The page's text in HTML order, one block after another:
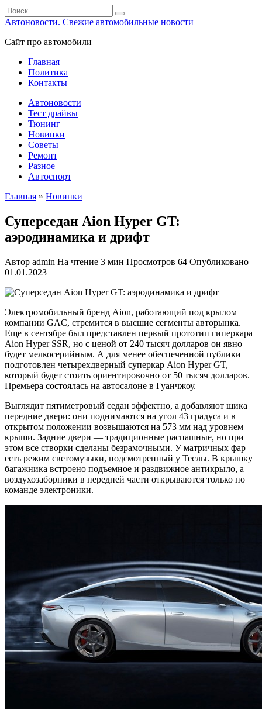
Перейти
к
Search
for:
Автоновости. Свежие автомобильные новости
Сайт про автомобили
Главная
Политика
Контакты
Автоновости
Тест драйвы
Тюнинг
Новинки
Советы
Ремонт
Разное
Автоспорт
Главная » Новинки
Суперседан Aion Hyper GT:
аэродинамика и дрифт
Автор admin На чтение 3 мин Просмотров 64 Опубликовано
01.01.2023
Электромобильный бренд Aion, работающий под крылом
компании GAC, стремится в высшие сегменты авторынка.
Еще в сентябре был представлен первый прототип гиперкара
Aion Hyper SSR, но с ценой от 240 тысяч долларов он явно
будет мелкосерийным. А для менее обеспеченной публики
подготовлен четырехдверный суперкар Aion Hyper GT,
который будет стоить ориентировочно от 50 тысяч долларов.
Премьера состоялась на автосалоне в Гуанчжоу.
Выглядит пятиметровый седан эффектно, а добавляют шика
передние двери: они поднимаются на угол 43 градуса и в
открытом положении возвышаются на 573 мм над уровнем
крыши. Задние двери — традиционные распашные, но при
этом все створки сделаны безрамочными. У матричных фар
есть режим светомузыки, подсмотренный у Теслы. В крышку
багажника встроено подъемное и раздвижное антикрыло, а
воздухозаборники в передней части открываются только по
команде электроники.